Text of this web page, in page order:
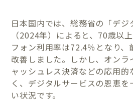
日本国内では、総務省の「デジ
（2024年）によると、70歳以
フォン利用率は72.4％となり、
改善しました。しかし、オンラ
ャッシュレス決済などの応用
く、デジタルサービスの恩恵
い状況です。